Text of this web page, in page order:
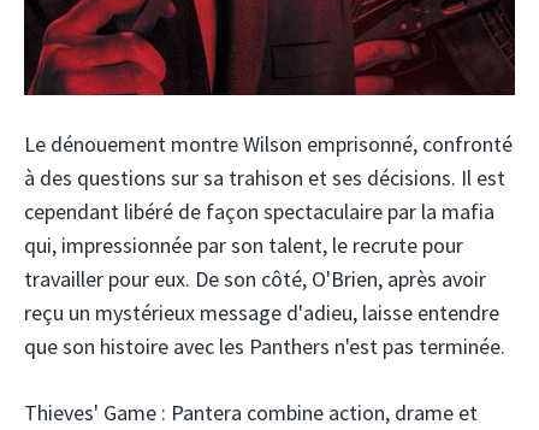
Le dénouement montre Wilson emprisonné, confronté
à des questions sur sa trahison et ses décisions. Il est
cependant libéré de façon spectaculaire par la mafia
qui, impressionnée par son talent, le recrute pour
travailler pour eux. De son côté, O'Brien, après avoir
reçu un mystérieux message d'adieu, laisse entendre
que son histoire avec les Panthers n'est pas terminée.
Thieves' Game : Pantera combine action, drame et